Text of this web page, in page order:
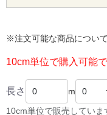
※注文可能な商品につい
10cm単位で購入可能
長さ m
10cm単位で販売していま